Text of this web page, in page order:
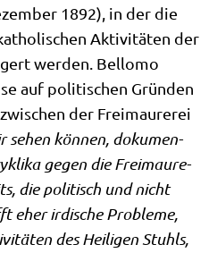
1892), in der die
Akti­vi­tä­ten der
wer­den. Bel­lo­mo
auf poli­ti­schen Grün­den
der Frei­mau­re­rei
sehen kön­nen, doku­men­
gegen die Frei­mau­re­
die poli­tisch und nicht
eher irdi­sche Pro­ble­me,
des Hei­li­gen Stuhls,